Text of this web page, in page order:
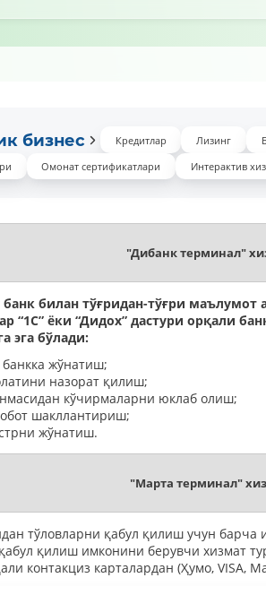
бизнес Кредитлар Лизинг
Омонат сертификатлари Интерактив
"Дибанк терминал"
билан тўғридан-тўғри
“1C” ёки “Дидох” дастури орқали
эга бўлади:
жўнатиш;
назорат қилиш;
кўчирмаларни юклаб олиш;
шакллантириш;
жўнатиш.
"Марта терминал"
тўловларни қабул қилиш учун барча
қилиш имконини берувчи хизмат
контакциз карталардан (Ҳумо, VISA,